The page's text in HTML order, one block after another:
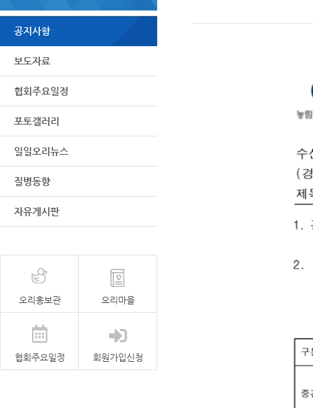
공지사항
보도자료
협회주요일정
포토갤러리
일일오리뉴스
질병동향
자유게시판
오리홍보관 오리마을
협회주요일정 회원가입신청